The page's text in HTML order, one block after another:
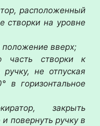
расположенный
створки на уровне
положение вверх;
часть створки к
не отпуская
в горизонтальное
закрыть
повернуть ручку в